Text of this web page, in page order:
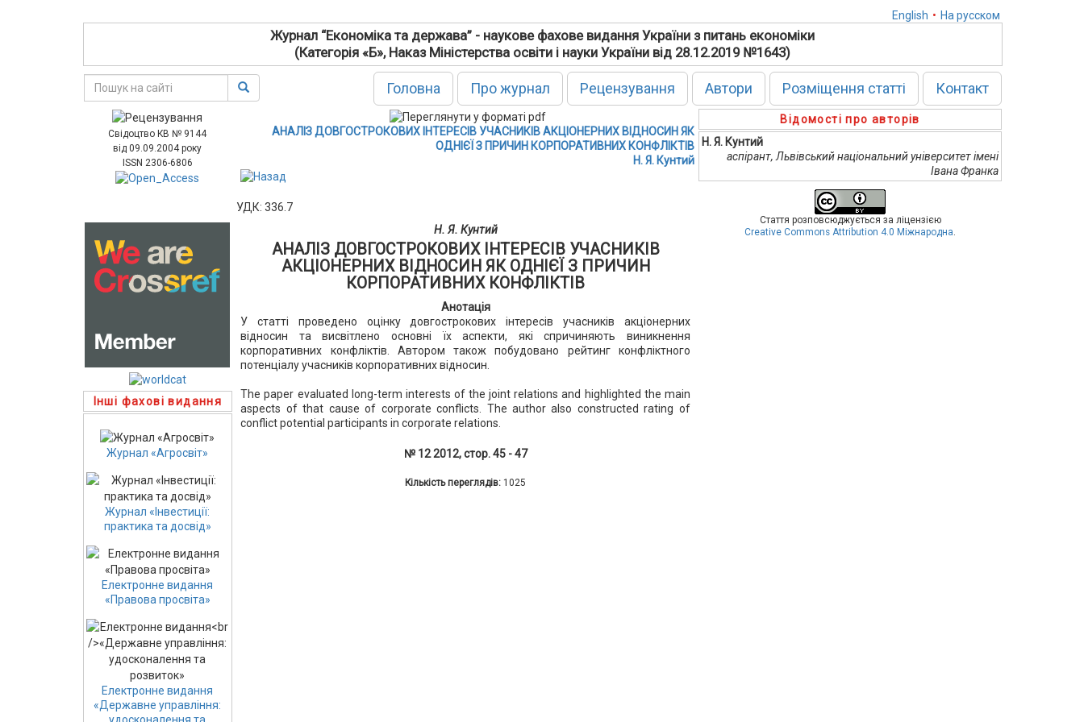
English • На русском
Журнал “Економіка та держава” - наукове фахове видання України з питань економіки
(Категорія «Б», Наказ Міністерства освіти і науки України від 28.12.2019 №1643)
Головна Про журнал Рецензування Автори Розміщення статті Контакт
Свідоцтво КВ № 9144
від 09.09.2004 року
ISSN 2306-6806
Інші фахові видання
Журнал «Агросвіт»
Журнал «Інвестиції:
практика та досвід»
Електронне видання
«Правова просвіта»
Електронне видання
«Державне управління:
АНАЛІЗ ДОВГОСТРОКОВИХ ІНТЕРЕСІВ УЧАСНИКІВ АКЦІОНЕРНИХ ВІДНОСИН ЯК
ОДНІЄЇ З ПРИЧИН КОРПОРАТИВНИХ КОНФЛІКТІВ
Н. Я. Кунтий
УДК: 336.7
Н. Я. Кунтий
АНАЛІЗ ДОВГОСТРОКОВИХ ІНТЕРЕСІВ УЧАСНИКІВ
АКЦІОНЕРНИХ ВІДНОСИН ЯК ОДНІЄЇ З ПРИЧИН
КОРПОРАТИВНИХ КОНФЛІКТІВ
Анотація
У статті проведено оцінку довгострокових інтересів учасників акціонерних
відносин та висвітлено основні їх аспекти, які спричиняють виникнення
корпоративних конфліктів. Автором також побудовано рейтинг конфліктного
потенціалу учасників корпоративних відносин.
The paper evaluated long-term interests of the joint relations and highlighted the main
aspects of that cause of corporate conflicts. The author also constructed rating of
conflict potential participants in corporate relations.
№ 12 2012, стор. 45 - 47
Кількість переглядів: 1025
Відомості про авторів
Н. Я. Кунтий
аспірант, Львівський національний університет імені
Івана Франка
Стаття розповсюджується за ліцензією
Creative Commons Attribution 4.0 Міжнародна.